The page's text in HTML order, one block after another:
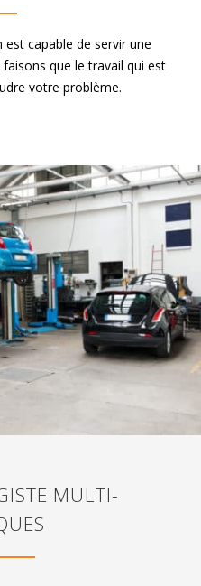
capable de servir une
que le travail qui est
votre problème.
MULTI-